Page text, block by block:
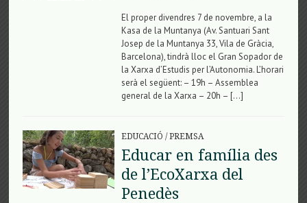
El proper divendres 7 de novembre, a la
Kasa de la Muntanya (Av. Santuari Sant
Josep de la Muntanya 33, Vila de Gràcia,
Barcelona), tindrà lloc el Gran Sopador de
la Xarxa d’Estudis per l’Autonomia. L’horari
serà el següent: – 19h – Assemblea
general de la Xarxa – 20h – […]
EDUCACIÓ /PREMSA
Educar en família des
de l’EcoXarxa del
Penedès